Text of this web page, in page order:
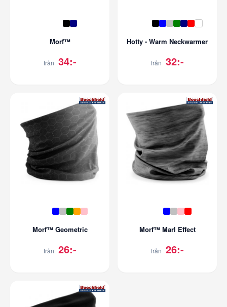
Morf™
från 34:-
Hotty - Warm Neckwarmer
från 32:-
Morf™ Geometric
från 26:-
Morf™ Marl Effect
från 26:-